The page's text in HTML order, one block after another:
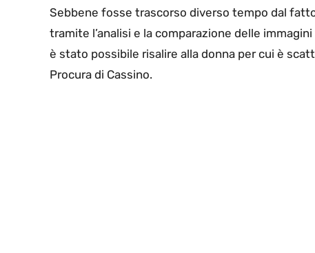
Sebbene fosse trascorso diverso tempo dal
tramite l’analisi e la comparazione delle
è stato possibile risalire alla donna per cui è
Procura di Cassino.